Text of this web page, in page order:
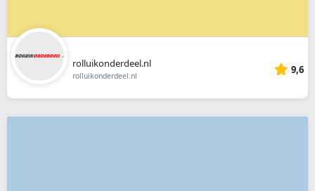
rolluikonderdeel.nl
rolluikonderdeel.nl 9,6